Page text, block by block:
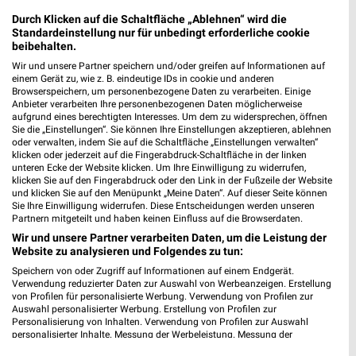
43,1 km
Hot Sommer Sale
Gültig bis Sa. 29.08.
8 km
Angebote ab 03.08.
Noch morgen gültig
toom Baumarkt Zurbrüggen
Durch Klicken auf die Schaltfläche „Ablehnen“ wird die
Standardeinstellung nur für unbedingt erforderliche cookie
beibehalten.
Wir und unsere Partner speichern und/oder greifen auf Informationen auf
einem Gerät zu, wie z. B. eindeutige IDs in cookie und anderen
Browserspeichern, um personenbezogene Daten zu verarbeiten. Einige
Anbieter verarbeiten Ihre personenbezogenen Daten möglicherweise
aufgrund eines berechtigten Interesses. Um dem zu widersprechen, öffnen
Sie die „Einstellungen“. Sie können Ihre Einstellungen akzeptieren, ablehnen
oder verwalten, indem Sie auf die Schaltfläche „Einstellungen verwalten“
klicken oder jederzeit auf die Fingerabdruck-Schaltfläche in der linken
unteren Ecke der Website klicken. Um Ihre Einwilligung zu widerrufen,
klicken Sie auf den Fingerabdruck oder den Link in der Fußzeile der Website
und klicken Sie auf den Menüpunkt „Meine Daten“. Auf dieser Seite können
Sie Ihre Einwilligung widerrufen. Diese Entscheidungen werden unseren
Partnern mitgeteilt und haben keinen Einfluss auf die Browserdaten.
Wir und unsere Partner verarbeiten Daten, um die Leistung der
Website zu analysieren und Folgendes zu tun:
Speichern von oder Zugriff auf Informationen auf einem Endgerät.
Verwendung reduzierter Daten zur Auswahl von Werbeanzeigen. Erstellung
von Profilen für personalisierte Werbung. Verwendung von Profilen zur
Auswahl personalisierter Werbung. Erstellung von Profilen zur
Personalisierung von Inhalten. Verwendung von Profilen zur Auswahl
personalisierter Inhalte. Messung der Werbeleistung. Messung der